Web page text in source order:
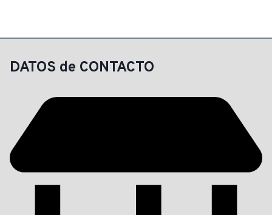
DATOS de CONTACTO